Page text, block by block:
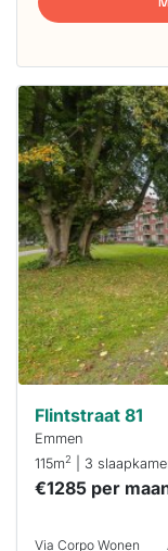
Deze woning
is
waarschijnlijk
al verhuurd
Om kans te
maken moet je
binnen 15
minuten
reageren.
Stekkies helpt
je hierbij!
Flintstraat 81
Emmen
115m2 | 3
€1285 per
Via Corpo Wonen